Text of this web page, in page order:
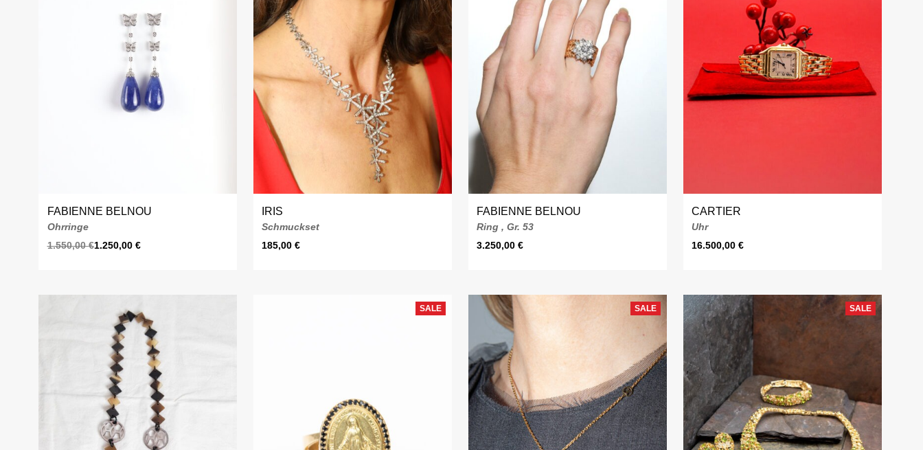
FABIENNE BELNOU
Ohrringe
1.550,00€1.250,00 €
IRIS
Schmuckset
185,00€
FABIENNE BELNOU
Ring , Gr. 53
3.250,00€
CARTIER
Uhr
16.500,00€
SALE SALE SALE